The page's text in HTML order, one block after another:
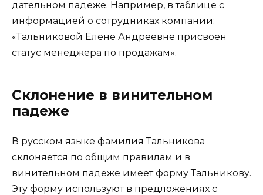
дательном падеже. Например, в таблице с
информацией о сотрудниках компании:
«Тальниковой Елене Андреевне присвоен
статус менеджера по продажам».
Склонение в винительном
падеже
В русском языке фамилия Тальникова
склоняется по общим правилам и в
винительном падеже имеет форму Тальникову.
Эту форму используют в предложениях с